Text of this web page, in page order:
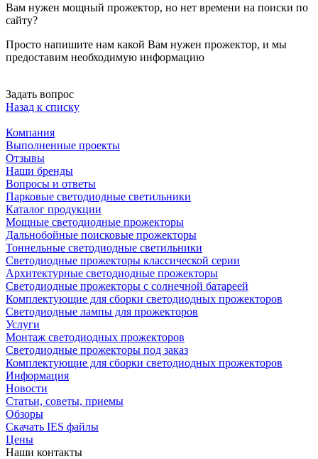
Вам нужен мощный прожектор, но нет времени на поиски по
сайту?
Просто напишите нам какой Вам нужен прожектор, и мы
предоставим необходимую информацию
Задать вопрос
Назад к списку
Компания
Выполненные проекты
Отзывы
Наши бренды
Вопросы и ответы
Парковые светодиодные светильники
Каталог продукции
Мощные светодиодные прожекторы
Дальнобойные поисковые прожекторы
Тоннельные светодиодные светильники
Светодиодные прожекторы классической серии
Архитектурные светодиодные прожекторы
Светодиодные прожекторы с солнечной батареей
Комплектующие для сборки светодиодных прожекторов
Светодиодные лампы для прожекторов
Услуги
Монтаж светодиодных прожекторов
Светодиодные прожекторы под заказ
Комплектующие для сборки светодиодных прожекторов
Информация
Новости
Статьи, советы, приемы
Обзоры
Скачать IES файлы
Цены
Наши контакты